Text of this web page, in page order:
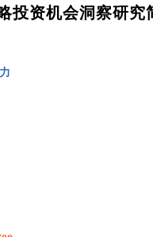
投资机会洞察研究